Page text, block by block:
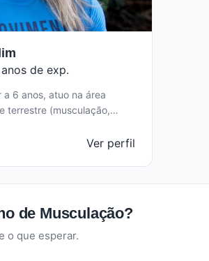
de exp.
a 6 anos, atuo na área
terrestre (musculação,
Ver perfil
de Musculação?
o que esperar.